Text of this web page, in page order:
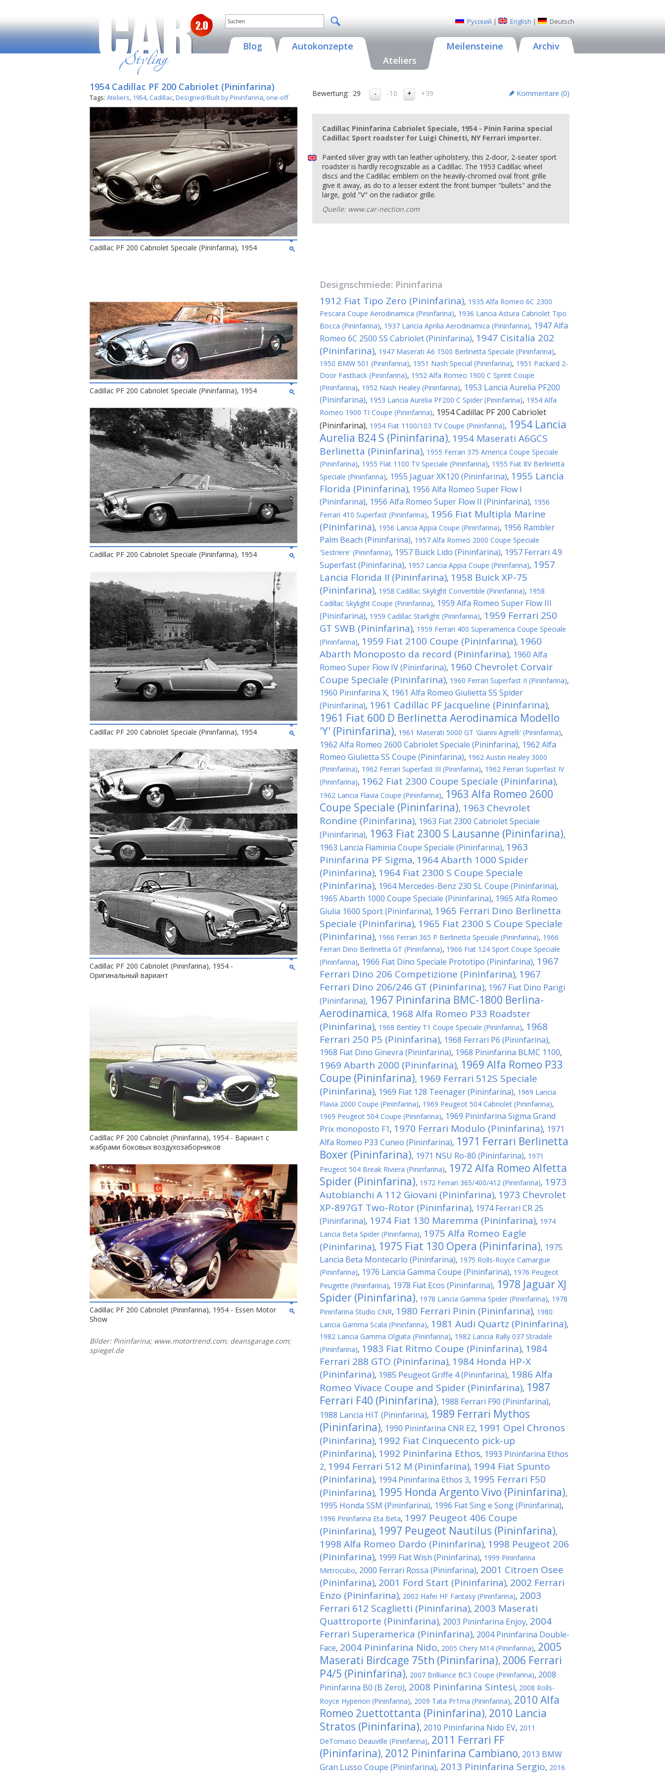
Русский | English | Deutsch
Blog
Autokonzepte
Ateliers
Meilensteine Archiv
1954 Cadillac PF 200 Cabriolet (Pininfarina)
Tags: Ateliers, 1954, Cadillac,Designed/Built by Pininfarina, one-off
Cadillac PF 200 Cabriolet Speciale (Pininfarina), 1954
Cadillac PF 200 Cabriolet Speciale (Pininfarina), 1954
Cadillac PF 200 Cabriolet Speciale (Pininfarina), 1954
Cadillac PF 200 Cabriolet Speciale (Pininfarina), 1954
Cadillac PF 200 Cabriolet (Pininfarina), 1954 -
Оригинальный вариант
Cadillac PF 200 Cabriolet (Pininfarina), 1954 - Вариант с
жабрами боковых воздухозаборников
Cadillac PF 200 Cabriolet (Pininfarina), 1954 - Essen Motor
Show
Bilder: Pininfarina; www.motortrend.com; deansgarage.com;
spiegel.de
Bewertung: 29 -10 +39 Kommentare (0)
Cadillac Pininfarina Cabriolet Speciale, 1954 - Pinin Farina special
Cadillac Sport roadster for Luigi Chinetti, NY Ferrari importer.
Painted silver gray with tan leather upholstery, this 2-door, 2-seater sport
roadster is hardly recognizable as a Cadillac. The 1953 Cadillac wheel
discs and the Cadillac emblem on the heavily-chromed oval front grille
give it away, as do to a lesser extent the front bumper "bullets" and the
large, gold "V" on the radiator grille.
Quelle: www.car-nection.com
Designschmiede: Pininfarina
1912 Fiat Tipo Zero (Pininfarina), 1935 Alfa Romeo 6C 2300
Pescara Coupe Aerodinamica (Pininfarina), 1936 Lancia Astura Cabriolet Tipo
Bocca (Pininfarina), 1937 Lancia Aprilia Aerodinamica (Pininfarina), 1947 Alfa
Romeo 6C 2500 SS Cabriolet (Pininfarina), 1947 Cisitalia 202
(Pininfarina), 1947 Maserati A6 1500 Berlinetta Speciale (Pininfarina),
1950 BMW 501 (Pininfarina), 1951 Nash Special (Pininfarina), 1951 Packard 2-
Door Fastback (Pininfarina), 1952 Alfa Romeo 1900 C Sprint Coupe
(Pininfarina), 1952 Nash Healey (Pininfarina), 1953 Lancia Aurelia PF200
(Pininfarina), 1953 Lancia Aurelia PF200 C Spider (Pininfarina), 1954 Alfa
Romeo 1900 TI Coupe (Pininfarina), 1954 Cadillac PF 200 Cabriolet
(Pininfarina), 1954 Fiat 1100/103 TV Coupe (Pininfarina), 1954 Lancia
Aurelia B24 S (Pininfarina), 1954 Maserati A6GCS
Berlinetta (Pininfarina), 1955 Ferrari 375 America Coupe Speciale
(Pininfarina), 1955 Fiat 1100 TV Speciale (Pininfarina), 1955 Fiat 8V Berlinetta
Speciale (Pininfarina), 1955 Jaguar XK120 (Pininfarina), 1955 Lancia
Florida (Pininfarina), 1956 Alfa Romeo Super Flow I
(Pininfarina), 1956 Alfa Romeo Super Flow II (Pininfarina), 1956
Ferrari 410 Superfast (Pininfarina), 1956 Fiat Multipla Marine
(Pininfarina), 1956 Lancia Appia Coupe (Pininfarina), 1956 Rambler
Palm Beach (Pininfarina), 1957 Alfa Romeo 2000 Coupe Speciale
'Sestriere' (Pininfarina), 1957 Buick Lido (Pininfarina), 1957 Ferrari 4.9
Superfast (Pininfarina), 1957 Lancia Appia Coupe (Pininfarina), 1957
Lancia Florida II (Pininfarina), 1958 Buick XP-75
(Pininfarina), 1958 Cadillac Skylight Convertible (Pininfarina), 1958
Cadillac Skylight Coupe (Pininfarina), 1959 Alfa Romeo Super Flow III
(Pininfarina), 1959 Cadillac Starlight (Pininfarina), 1959 Ferrari 250
GT SWB (Pininfarina), 1959 Ferrari 400 Superamerica Coupe Speciale
(Pininfarina), 1959 Fiat 2100 Coupe (Pininfarina), 1960
Abarth Monoposto da record (Pininfarina), 1960 Alfa
Romeo Super Flow IV (Pininfarina), 1960 Chevrolet Corvair
Coupe Speciale (Pininfarina), 1960 Ferrari Superfast II (Pininfarina),
1960 Pininfarina X, 1961 Alfa Romeo Giulietta SS Spider
(Pininfarina), 1961 Cadillac PF Jacqueline (Pininfarina),
1961 Fiat 600 D Berlinetta Aerodinamica Modello
'Y' (Pininfarina), 1961 Maserati 5000 GT 'Gianni Agnelli' (Pininfarina),
1962 Alfa Romeo 2600 Cabriolet Speciale (Pininfarina), 1962 Alfa
Romeo Giulietta SS Coupe (Pininfarina), 1962 Austin Healey 3000
(Pininfarina), 1962 Ferrari Superfast III (Pininfarina), 1962 Ferrari Superfast IV
(Pininfarina), 1962 Fiat 2300 Coupe Speciale (Pininfarina),
1962 Lancia Flavia Coupe (Pininfarina), 1963 Alfa Romeo 2600
Coupe Speciale (Pininfarina), 1963 Chevrolet
Rondine (Pininfarina), 1963 Fiat 2300 Cabriolet Speciale
(Pininfarina), 1963 Fiat 2300 S Lausanne (Pininfarina),
1963 Lancia Flaminia Coupe Speciale (Pininfarina), 1963
Pininfarina PF Sigma, 1964 Abarth 1000 Spider
(Pininfarina), 1964 Fiat 2300 S Coupe Speciale
(Pininfarina), 1964 Mercedes-Benz 230 SL Coupe (Pininfarina),
1965 Abarth 1000 Coupe Speciale (Pininfarina), 1965 Alfa Romeo
Giulia 1600 Sport (Pininfarina), 1965 Ferrari Dino Berlinetta
Speciale (Pininfarina), 1965 Fiat 2300 S Coupe Speciale
(Pininfarina), 1966 Ferrari 365 P Berlinetta Speciale (Pininfarina), 1966
Ferrari Dino Berlinetta GT (Pininfarina), 1966 Fiat 124 Sport Coupe Speciale
(Pininfarina), 1966 Fiat Dino Speciale Prototipo (Pininfarina), 1967
Ferrari Dino 206 Competizione (Pininfarina), 1967
Ferrari Dino 206/246 GT (Pininfarina), 1967 Fiat Dino Parigi
(Pininfarina), 1967 Pininfarina BMC-1800 Berlina-
Aerodinamica, 1968 Alfa Romeo P33 Roadster
(Pininfarina), 1968 Bentley T1 Coupe Speciale (Pininfarina), 1968
Ferrari 250 P5 (Pininfarina), 1968 Ferrari P6 (Pininfarina),
1968 Fiat Dino Ginevra (Pininfarina), 1968 Pininfarina BLMC 1100,
1969 Abarth 2000 (Pininfarina), 1969 Alfa Romeo P33
Coupe (Pininfarina), 1969 Ferrari 512S Speciale
(Pininfarina), 1969 Fiat 128 Teenager (Pininfarina), 1969 Lancia
Flavia 2000 Coupe (Pininfarina), 1969 Peugeot 504 Cabriolet (Pininfarina),
1969 Peugeot 504 Coupe (Pininfarina), 1969 Pininfarina Sigma Grand
Prix monoposto F1 , 1970 Ferrari Modulo (Pininfarina), 1971
Alfa Romeo P33 Cuneo (Pininfarina), 1971 Ferrari Berlinetta
Boxer (Pininfarina), 1971 NSU Ro-80 (Pininfarina), 1971
Peugeot 504 Break Riviera (Pininfarina), 1972 Alfa Romeo Alfetta
Spider (Pininfarina), 1972 Ferrari 365/400/412 (Pininfarina), 1973
Autobianchi A 112 Giovani (Pininfarina), 1973 Chevrolet
XP-897GT Two-Rotor (Pininfarina), 1974 Ferrari CR 25
(Pininfarina), 1974 Fiat 130 Maremma (Pininfarina), 1974
Lancia Beta Spider (Pininfarina), 1975 Alfa Romeo Eagle
(Pininfarina), 1975 Fiat 130 Opera (Pininfarina), 1975
Lancia Beta Montecarlo (Pininfarina), 1975 Rolls-Royce Camargue
(Pininfarina), 1976 Lancia Gamma Coupe (Pininfarina), 1976 Peugeot
Peugette (Pininfarina), 1978 Fiat Ecos (Pininfarina), 1978 Jaguar XJ
Spider (Pininfarina), 1978 Lancia Gamma Spider (Pininfarina), 1978
Pininfarina Studio CNR, 1980 Ferrari Pinin (Pininfarina), 1980
Lancia Gamma Scala (Pininfarina), 1981 Audi Quartz (Pininfarina),
1982 Lancia Gamma Olgiata (Pininfarina), 1982 Lancia Rally 037 Stradale
(Pininfarina), 1983 Fiat Ritmo Coupe (Pininfarina), 1984
Ferrari 288 GTO (Pininfarina), 1984 Honda HP-X
(Pininfarina), 1985 Peugeot Griffe 4 (Pininfarina), 1986 Alfa
Romeo Vivace Coupe and Spider (Pininfarina), 1987
Ferrari F40 (Pininfarina), 1988 Ferrari F90 (Pininfarina),
1988 Lancia HIT (Pininfarina), 1989 Ferrari Mythos
(Pininfarina), 1990 Pininfarina CNR E2, 1991 Opel Chronos
(Pininfarina), 1992 Fiat Cinquecento pick-up
(Pininfarina), 1992 Pininfarina Ethos, 1993 Pininfarina Ethos
2, 1994 Ferrari 512 M (Pininfarina), 1994 Fiat Spunto
(Pininfarina), 1994 Pininfarina Ethos 3, 1995 Ferrari F50
(Pininfarina), 1995 Honda Argento Vivo (Pininfarina),
1995 Honda SSM (Pininfarina), 1996 Fiat Sing e Song (Pininfarina),
1996 Pininfarina Eta Beta, 1997 Peugeot 406 Coupe
(Pininfarina), 1997 Peugeot Nautilus (Pininfarina),
1998 Alfa Romeo Dardo (Pininfarina), 1998 Peugeot 206
(Pininfarina), 1999 Fiat Wish (Pininfarina), 1999 Pininfarina
Metrocubo, 2000 Ferrari Rossa (Pininfarina), 2001 Citroen Osee
(Pininfarina), 2001 Ford Start (Pininfarina), 2002 Ferrari
Enzo (Pininfarina), 2002 Hafei HF Fantasy (Pininfarina), 2003
Ferrari 612 Scaglietti (Pininfarina), 2003 Maserati
Quattroporte (Pininfarina), 2003 Pininfarina Enjoy, 2004
Ferrari Superamerica (Pininfarina), 2004 Pininfarina Double-
Face, 2004 Pininfarina Nido, 2005 Chery M14 (Pininfarina), 2005
Maserati Birdcage 75th (Pininfarina), 2006 Ferrari
P4/5 (Pininfarina), 2007 Brilliance BC3 Coupe (Pininfarina), 2008
Pininfarina B0 (B Zero), 2008 Pininfarina Sintesi, 2008 Rolls-
Royce Hyperion (Pininfarina), 2009 Tata Pr1ma (Pininfarina), 2010 Alfa
Romeo 2uettottanta (Pininfarina), 2010 Lancia
Stratos (Pininfarina), 2010 Pininfarina Nido EV, 2011
DeTomaso Deauville (Pininfarina), 2011 Ferrari FF
(Pininfarina), 2012 Pininfarina Cambiano, 2013 BMW
Gran Lusso Coupe (Pininfarina), 2013 Pininfarina Sergio, 2016